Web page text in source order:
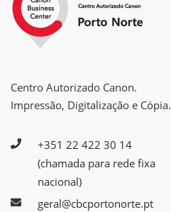
Centro Autorizado Canon.
Impressão, Digitalização e Cópia.
+351 22 422 30 14
(chamada para rede fixa
nacional)
geral@cbcportonorte.pt